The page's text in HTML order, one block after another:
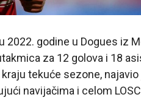
2022. godine u Dogues iz
za 12 golova i 18
tekuće sezone,
navijačima i celom